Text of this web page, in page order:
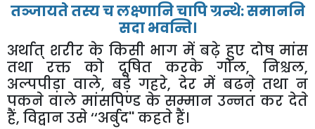
तञ्जायतेतस्यचलक्ष्णानिचापिग्रन्थे:समाननि
सदाभवन्ति।
अर्थात् शरीर के किसी भाग में बढ़े हुए दोष मांस
तथा
रक्त को दूषित करके गोल,निश्चल,
अल्पपीड़ा वाले,बड़े गहरे, देर में बढऩे तथा न
पकने वाले मांसपिण्ड के सम्मान उन्नत कर देते
हैं, विद्वानउसे‘‘अर्बुद''कहतेहैं।